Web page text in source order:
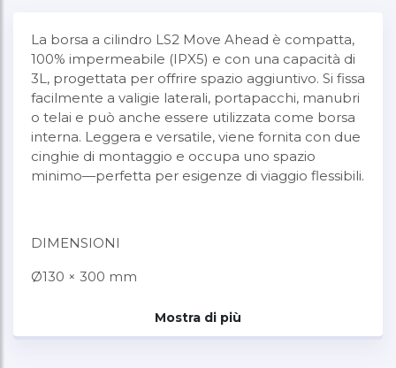
La borsa a cilindro LS2 Move Ahead è compatta,
100% impermeabile (IPX5) e con una capacità di
3L, progettata per offrire spazio aggiuntivo. Si fissa
facilmente a valigie laterali, portapacchi, manubri
o telai e può anche essere utilizzata come borsa
interna. Leggera e versatile, viene fornita con due
cinghie di montaggio e occupa uno spazio
minimo—perfetta per esigenze di viaggio flessibili.
DIMENSIONI
Ø130 × 300 mm
Mostra di più